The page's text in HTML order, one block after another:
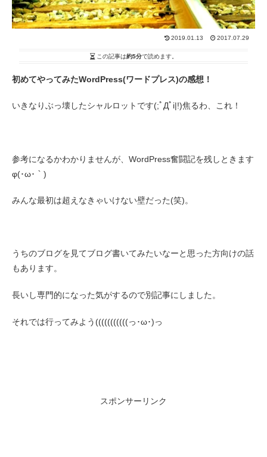
2019.01.13 2017.07.29
この記事は約5分で読めます。
初めてやってみたWordPress(ワードプレス)の感想！
いきなりぶっ壊したシャルロットです(;ﾟДﾟi|!)焦るわ、これ！
参考になるかわかりませんが、WordPress奮闘記を残しときます
φ(･ω･｀)
みんな最初は超えなきゃいけない壁だった(笑)。
うちのブログを見てブログ書いてみたいなーと思った方向けの話
もあります。
長いし専門的になった気がするので別記事にしました。
それでは行ってみよう(((((((((((っ･ω･)っ
スポンサーリンク